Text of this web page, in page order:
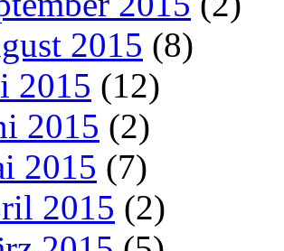
2015 (8)
2015 (12)
2015 (2)
2015 (7)
2015 (2)